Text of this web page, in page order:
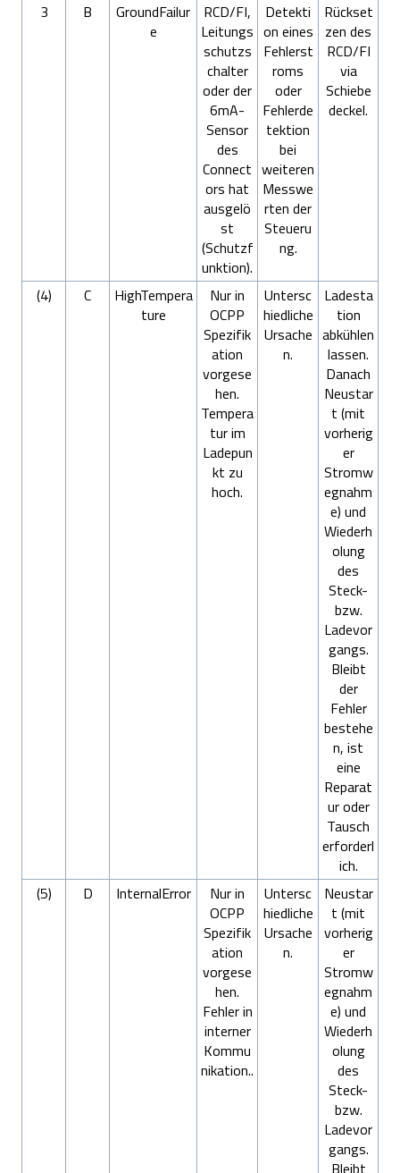
3
B
GroundFailur
e
RCD/FI,
Leitungs
schutzs
chalter
oder der
6mA-
Sensor
des
Connect
ors hat
ausgelö
st
(Schutzf
unktion).
Detekti
on eines
Fehlerst
roms
oder
Fehlerde
tektion
bei
weiteren
Messwe
rten der
Steueru
ng.
Rückset
zen des
RCD/FI
via
Schiebe
deckel.
(4) C
HighTempera
ture
Nur in
OCPP
Spezifik
ation
vorgese
hen.
Tempera
tur im
Ladepun
kt zu
hoch.
Untersc
hiedliche
Ursache
n.
Ladesta
tion
abkühlen
lassen.
Danach
Neustar
t (mit
vorherig
er
Stromw
egnahm
e) und
Wiederh
olung
des
Steck-
bzw.
Ladevor
gangs.
Bleibt
der
Fehler
bestehe
n, ist
eine
Reparat
ur oder
Tausch
erforderl
ich.
(5)
D InternalError
Nur in
OCPP
Spezifik
ation
vorgese
hen.
Fehler in
interner
Kommu
nikation..
Untersc
hiedliche
Ursache
n.
Neustar
t (mit
vorherig
er
Stromw
egnahm
e) und
Wiederh
olung
des
Steck-
bzw.
Ladevor
gangs.